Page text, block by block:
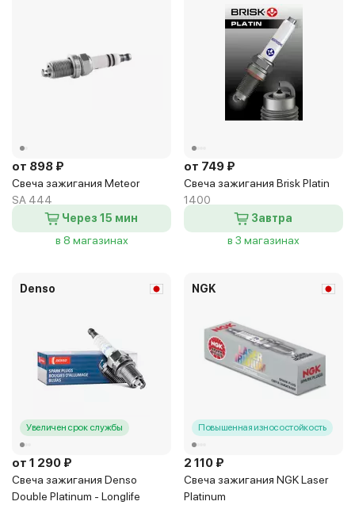
от 898 ₽
Свеча зажигания Meteor
SA 444
Через 15 мин
в 8 магазинах
от 749 ₽
Свеча зажигания Brisk Platin
1400
Завтра
в 3 магазинах
Denso
Увеличен срок службы
от 1 290 ₽
Свеча зажигания Denso
Double Platinum - Longlife
NGK
Повышенная износостойкость
2 110 ₽
Свеча зажигания NGK Laser
Platinum